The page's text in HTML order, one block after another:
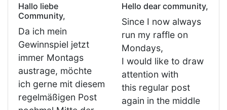
Hallo liebe
Community,
Da ich mein
Gewinnspiel jetzt
immer Montags
austrage, möchte
ich gerne mit diesem
regelmäßigen Post
Hello dear community,
Since I now always
run my raffle on
Mondays,
I would like to draw
attention with
this regular post
again in the middle